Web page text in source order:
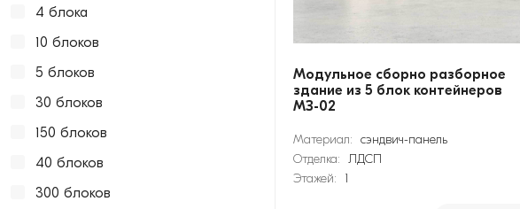
4 блока
10 блоков
5 блоков
30 блоков
150 блоков
40 блоков
300 блоков
Модульное сборно разборное
здание из 5 блок контейнеров
МЗ-02
Материал: сэндвич-панель
Отделка: ЛДСП
Этажей:
1